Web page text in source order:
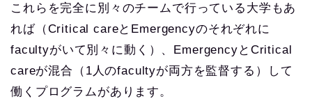
これらを完全に別々のチームで行っている大学もあ
れば（Critical careとEmergencyのそれぞれに
facultyがいて別々に動く）、EmergencyとCritical
careが混合（1人のfacultyが両方を監督する）して
働くプログラムがあります。